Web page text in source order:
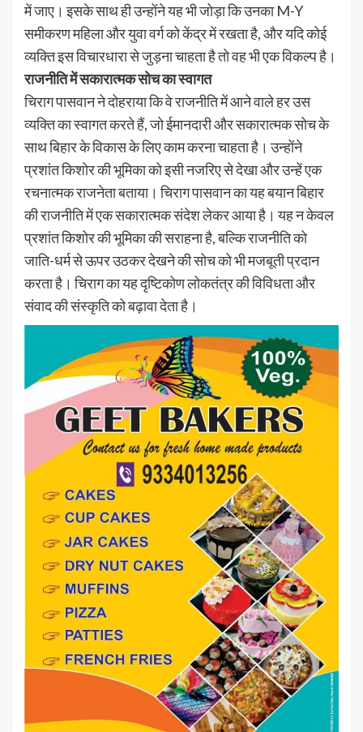
में जाए। इसके साथ ही उन्होंने यह भी जोड़ा कि उनका M-Y
समीकरण महिला और युवा वर्ग को केंद्र में रखता है, और यदि कोई
व्यक्ति इस विचारधारा से जुड़ना चाहता है तो वह भी एक विकल्प है।
राजनीति में सकारात्मक सोच का स्वागत
चिराग पासवान ने दोहराया कि वे राजनीति में आने वाले हर उस
व्यक्ति का स्वागत करते हैं, जो ईमानदारी और सकारात्मक सोच के
साथ बिहार के विकास के लिए काम करना चाहता है। उन्होंने
प्रशांत किशोर की भूमिका को इसी नजरिए से देखा और उन्हें एक
रचनात्मक राजनेता बताया। चिराग पासवान का यह बयान बिहार
की राजनीति में एक सकारात्मक संदेश लेकर आया है। यह न केवल
प्रशांत किशोर की भूमिका की सराहना है, बल्कि राजनीति को
जाति-धर्म से ऊपर उठकर देखने की सोच को भी मजबूती प्रदान
करता है। चिराग का यह दृष्टिकोण लोकतंत्र की विविधता और
संवाद की संस्कृति को बढ़ावा देता है।